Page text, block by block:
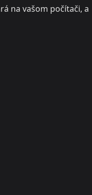
na vašom počítači, a